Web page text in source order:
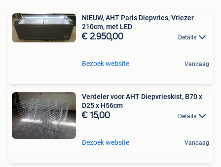
NIEUW, AHT Paris Diepvries, Vriezer
210cm, met LED
€ 2.950,00 Details
Bezoek website Vandaag
Verdeler voor AHT Diepvrieskist, B70 x
D25 x H56cm
€ 15,00 Details
Bezoek website Vandaag